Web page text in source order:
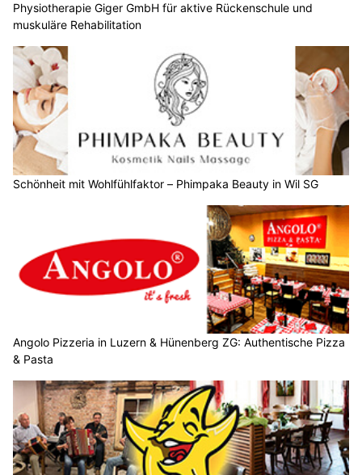
Physiotherapie Giger GmbH für aktive Rückenschule und
muskuläre Rehabilitation
Schönheit mit Wohlfühlfaktor – Phimpaka Beauty in Wil SG
Angolo Pizzeria in Luzern & Hünenberg ZG: Authentische Pizza
& Pasta